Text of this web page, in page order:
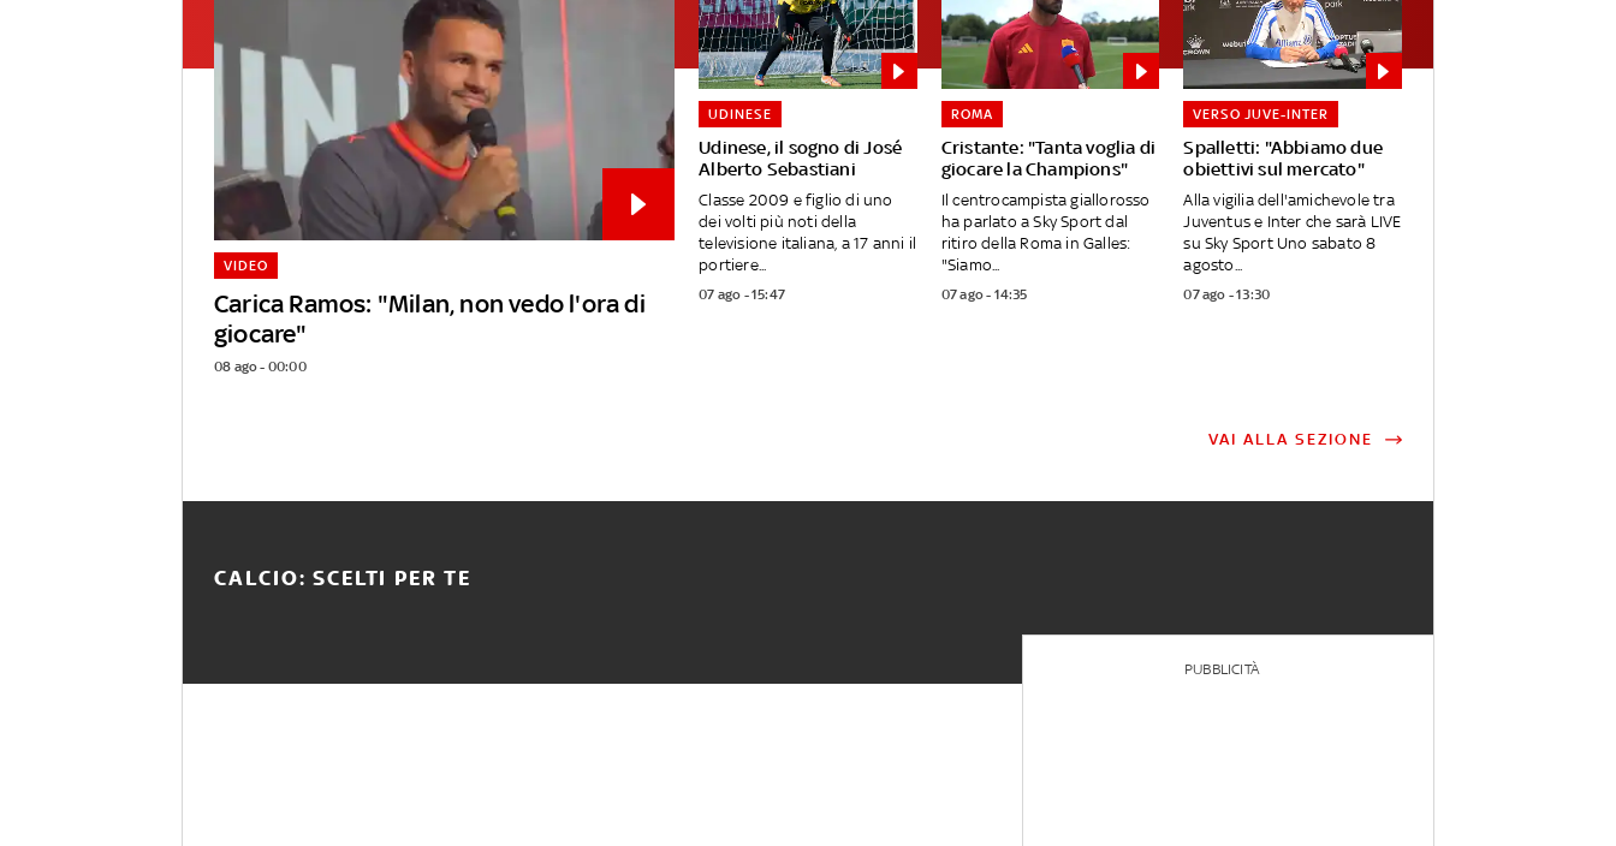
Carica Ramos: "Milan, non vedo l'ora di
giocare"
VIDEO
08 ago - 00:00
Udinese, il sogno di José
Alberto Sebastiani
UDINESE
Classe 2009 e figlio di uno
dei volti più noti della
televisione italiana, a 17 anni il
portiere...
07 ago - 15:47
Cristante: "Tanta voglia di
giocare la Champions"
ROMA
Il centrocampista giallorosso
ha parlato a Sky Sport dal
ritiro della Roma in Galles:
"Siamo...
07 ago - 14:35
Spalletti: "Abbiamo due
obiettivi sul mercato"
VERSO JUVE-INTER
Alla vigilia dell'amichevole tra
Juventus e Inter che sarà LIVE
su Sky Sport Uno sabato 8
agosto...
07 ago - 13:30
VAI ALLA SEZIONE
CALCIO: SCELTI PER TE
PUBBLICITÀ